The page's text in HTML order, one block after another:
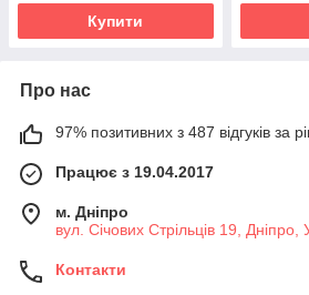
Купити
Про нас
97% позитивних з 487 відгуків за
Працює з 19.04.2017
м. Дніпро
вул. Січових Стрільців 19, Дніпро,
Контакти